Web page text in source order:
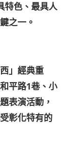
特色、最具人
之一。
」經典重
平路1巷、小
表演活動，
彰化特有的